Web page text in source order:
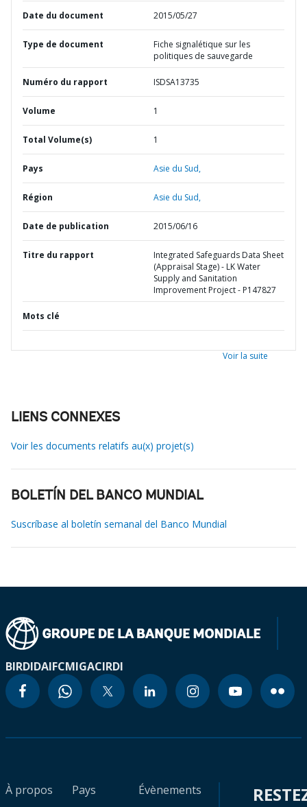
Date du document 2015/05/27
Type de document
Fiche signalétique sur les
politiques de sauvegarde
Numéro du rapport ISDSA13735
Volume 1
Total Volume(s) 1
Pays Asie du Sud,
Région Asie du Sud,
Date de publication 2015/06/16
Titre du rapport
Integrated Safeguards Data Sheet
(Appraisal Stage) - LK Water
Supply and Sanitation
Improvement Project - P147827
Mots clé
Voir la suite
LIENS CONNEXES
Voir les documents relatifs au(x) projet(s)
BOLETÍN DEL BANCO MUNDIAL
Suscríbase al boletín semanal del Banco Mundial
BIRDIDAIFCMIGACIRDI
À propos
Pays
Évènements